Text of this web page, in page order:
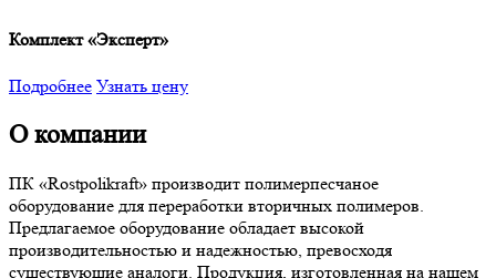
Комплект «Эксперт»
Подробнее Узнать цену
О компании
ПК «Rostpolikraft» производит полимерпесчаное
оборудование для переработки вторичных полимеров.
Предлагаемое оборудование обладает высокой
производительностью и надежностью, превосходя
существующие аналоги. Продукция, изготовленная на нашем